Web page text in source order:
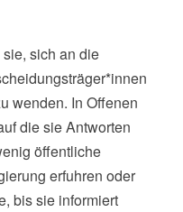
sich an die
wenden. In Offenen
die sie Antworten
öffentliche
erfuhren oder
bis sie informiert